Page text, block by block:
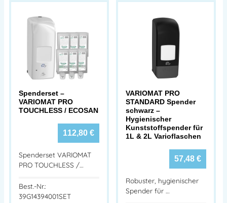
Spenderset –
VARIOMAT PRO
TOUCHLESS / ECOSAN
112,80 €
Spenderset VARIOMAT
PRO TOUCHLESS /…
Best.-Nr.:
39G14394001SET
VARIOMAT PRO
STANDARD Spender
schwarz –
Hygienischer
Kunststoffspender für
1L & 2L Varioflaschen
57,48 €
Robuster, hygienischer
Spender für …